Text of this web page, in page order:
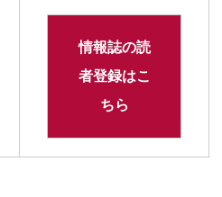
情報誌の読
者登録はこ
ちら